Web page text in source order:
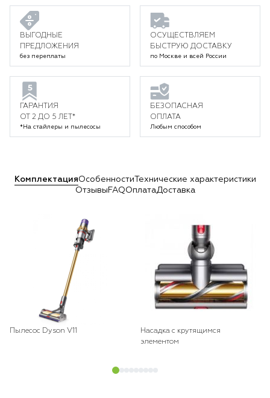
ВЫГОДНЫЕ
ПРЕДЛОЖЕНИЯ
без переплаты
ОСУЩЕСТВЛЯЕМ
БЫСТРУЮ ДОСТАВКУ
по Москве и всей России
ГАРАНТИЯ
ОТ 2 ДО 5 ЛЕТ*
*На стайлеры и пылесосы
БЕЗОПАСНАЯ
ОПЛАТА
Любым способом
КомплектацияОсобенности Технические характеристики
Отзывы FAQОплатаДоставка
Пылесос Dyson V11
Насадка с крутящимся
элементом